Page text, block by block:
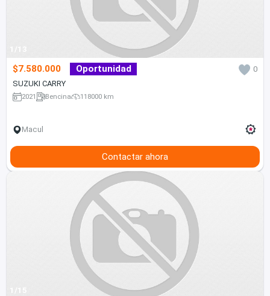
1/13
$7.580.000 Oportunidad
0
SUZUKI CARRY
2021 Bencina 118000 km
Macul
Contactar ahora
1/15